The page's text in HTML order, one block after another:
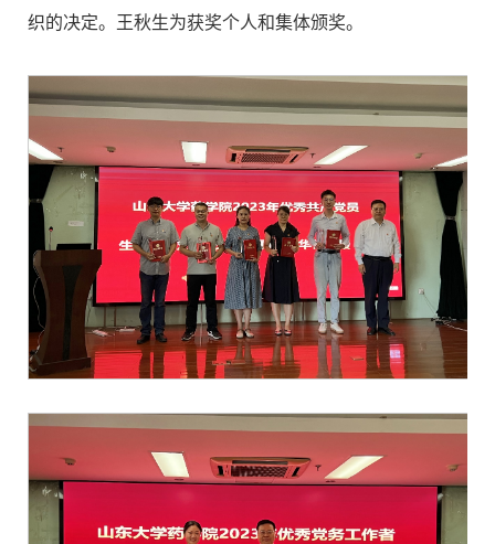
织的决定。王秋生为获奖个人和集体颁奖。